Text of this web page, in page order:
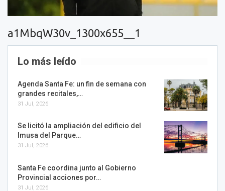
a1MbqW30v_1300x655__1
Lo más leído
Agenda Santa Fe: un fin de semana con
grandes recitales,…
31 Jul, 2026
Se licitó la ampliación del edificio del
Imusa del Parque…
31 Jul, 2026
Santa Fe coordina junto al Gobierno
Provincial acciones por…
31 Jul, 2026